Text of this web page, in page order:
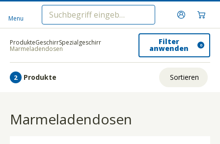
Menu
ProdukteGeschirrSpezialgeschirr
Marmeladendosen
Filter
anwenden 0
2 Produkte Sortieren
Marmeladendosen